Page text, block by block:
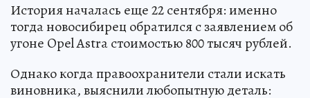
История началась еще 22 сентября: именно
тогда новосибирец обратился с заявлением об
угоне Opel Astra стоимостью 800 тысяч рублей.
Однако когда правоохранители стали искать
виновника, выяснили любопытную деталь: